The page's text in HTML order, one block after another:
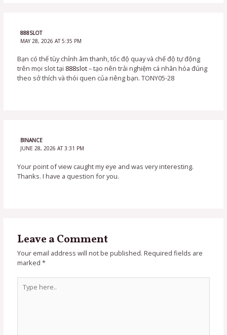
888SLOT
MAY 28, 2026 AT 5:35 PM
Bạn có thể tùy chỉnh âm thanh, tốc độ quay và chế độ tự động
trên mọi slot tại 888slot– tạo nên trải nghiệm cá nhân hóa đúng
theo sở thích và thói quen của riêng bạn. TONY05-28
BINANCE
JUNE 28, 2026 AT 3:31 PM
Your point of view caught my eye and was very interesting.
Thanks. I have a question for you.
Leave a Comment
Your email address will not be published. Required fields are
marked*
here..